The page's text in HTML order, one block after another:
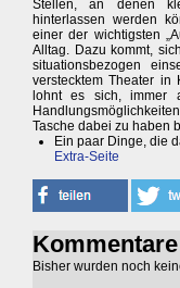
Stellen, an denen
hinterlassen werden
einer der wichtigsten
Alltag. Dazu kommt,
situationsbezogen
verstecktem Theater in
lohnt es sich, immer
Tasche dabei zu haben
Ein paar Dinge, die
Extra-Seite
Kommentare
Bisher wurden noch